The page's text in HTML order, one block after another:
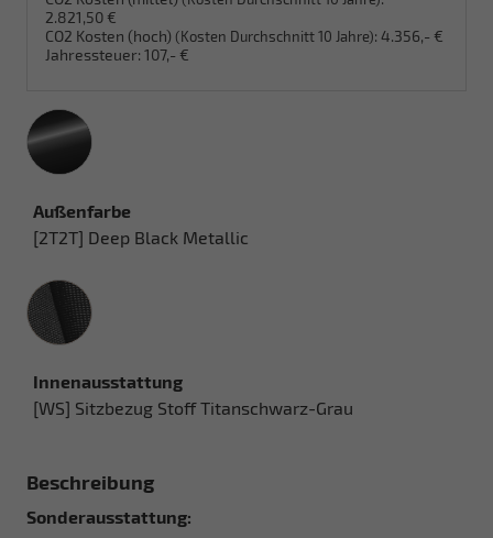
2.821,50 €
CO2 Kosten (hoch) (Kosten Durchschnitt 10 Jahre): 4.356,- €
Jahressteuer: 107,- €
Außenfarbe
[2T2T] Deep Black Metallic
Innenausstattung
Innenausstattung
[WS] Sitzbezug Stoff Titanschwarz-Grau
Beschreibung
Sonderausstattung: